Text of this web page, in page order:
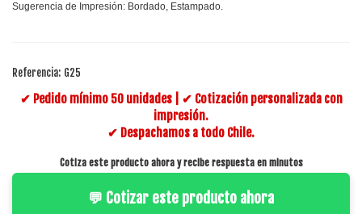
Sugerencia de Impresión: Bordado, Estampado.
Referencia: G25
✔ Pedido mínimo 50 unidades | ✔ Cotización personalizada con
impresión.
✔ Despachamos a todo Chile.
Cotiza este producto ahora y recibe respuesta en minutos
💬 Cotizar este producto ahora